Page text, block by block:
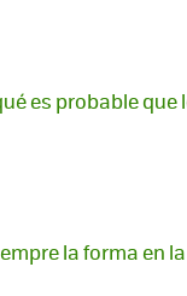
es probable
la forma en